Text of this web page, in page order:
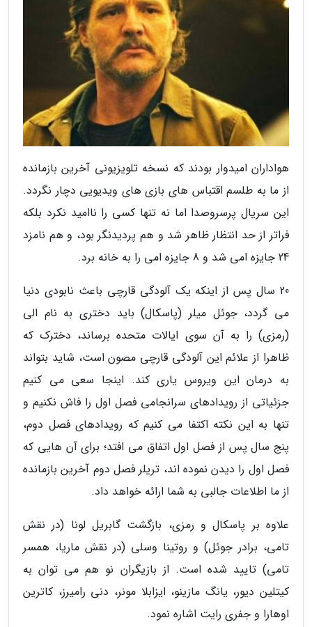
هواداران امیدوار بودند که نسخه تلویزیونی آخرین بازمانده
از ما به طلسم اقتباس های بازی های ویدیویی دچار نگردد.
این سریال پرسروصدا اما نه تنها کسی را ناامید نکرد بلکه
فراتر از حد انتظار ظاهر شد و هم پردیدنگر بود، و هم نامزد
24 جایزه امی شد و 8 جایزه امی را به خانه برد.
20 سال پس از اینکه یک آلودگی قارچی باعث نابودی دنیا
می گردد، جوئل میلر (پاسکال) باید دختری به نام الی
(رمزی) را به آن سوی ایالات متحده برساند، دخترک که
ظاهرا از علائم این آلودگی قارچی مصون است، شاید بتواند
به درمان این ویروس یاری کند. اینجا سعی می کنیم
جزئیاتی از رویدادهای سرانجامی فصل اول را فاش نکنیم و
تنها به این نکته اکتفا می کنیم که رویدادهای فصل دوم،
پنج سال پس از فصل اول اتفاق می افتد؛ برای آن هایی که
فصل اول را دیدن نموده اند، تریلر فصل دوم آخرین بازمانده
از ما اطلاعات جالبی به شما ارائه خواهد داد.
علاوه بر پاسکال و رمزی، بازگشت گابریل لونا (در نقش
تامی، برادر جوئل) و روتینا وسلی (در نقش ماریا، همسر
تامی) تایید شده است. از بازیگران نو هم می توان به
کیتلین دیور، یانگ مازینو، ایزابلا مونر، دنی رامیرز، کاترین
اوهارا و جفری رایت اشاره نمود.